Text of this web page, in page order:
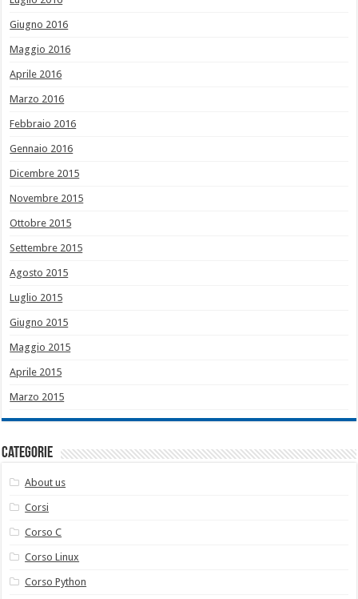
Giugno 2016
Maggio 2016
Aprile 2016
Marzo 2016
Febbraio 2016
Gennaio 2016
Dicembre 2015
Novembre 2015
Ottobre 2015
Settembre 2015
Agosto 2015
Luglio 2015
Giugno 2015
Maggio 2015
Aprile 2015
Marzo 2015
Categorie
About us
Corsi
Corso C
Corso Linux
Corso Python